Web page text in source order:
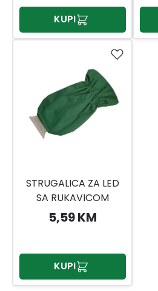
KUPI
STRUGALICA ZA LED
SA RUKAVICOM
5,59 KM
KUPI